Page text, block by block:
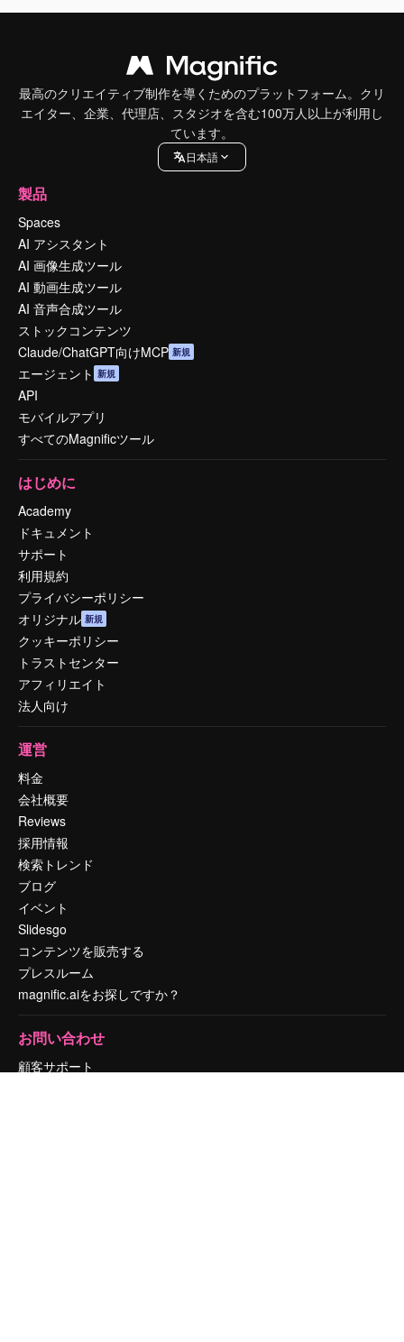
最高のクリエイティブ制作を導くためのプラットフォーム。クリ
エイター、企業、代理店、スタジオを含む100万人以上が利用し
ています。
日本語
製品
Spaces
AI アシスタント
AI 画像生成ツール
AI 動画生成ツール
AI 音声合成ツール
ストックコンテンツ
Claude/ChatGPT向けMCP 新規
エージェント 新規
API
モバイルアプリ
すべてのMagnificツール
はじめに
Academy
ドキュメント
サポート
利用規約
プライバシーポリシー
オリジナル 新規
クッキーポリシー
トラストセンター
アフィリエイト
法人向け
運営
料金
会社概要
Reviews
採用情報
検索トレンド
ブログ
イベント
Slidesgo
コンテンツを販売する
プレスルーム
magnific.aiをお探しですか？
お問い合わせ
顧客サポート